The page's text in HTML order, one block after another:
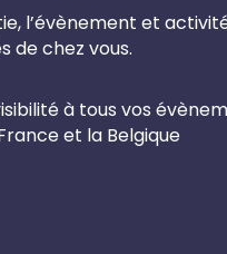
l’évènement et
de chez vous.
à tous vos
et la Belgique